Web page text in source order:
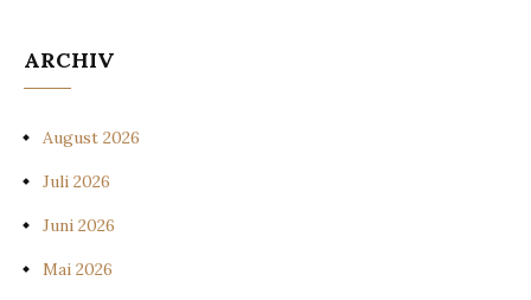
ARCHIV
August 2026
Juli 2026
Juni 2026
Mai 2026